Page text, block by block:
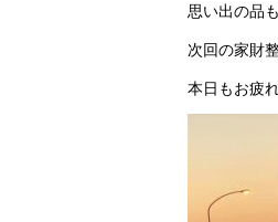
思い出の品
次回の家財
本日もお疲